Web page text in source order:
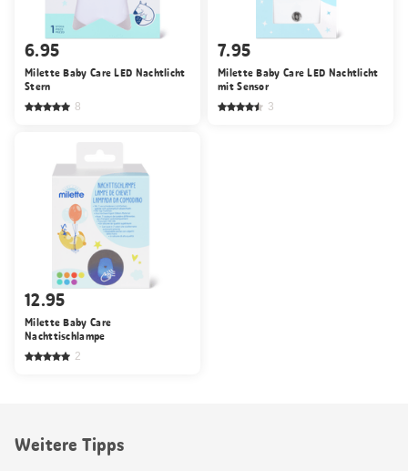
6.95
Milette Baby Care LED Nachtlicht
Stern
8
7.95
Milette Baby Care LED Nachtlicht
mit Sensor
3
12.95
Milette Baby Care
Nachttischlampe
2
Weitere Tipps